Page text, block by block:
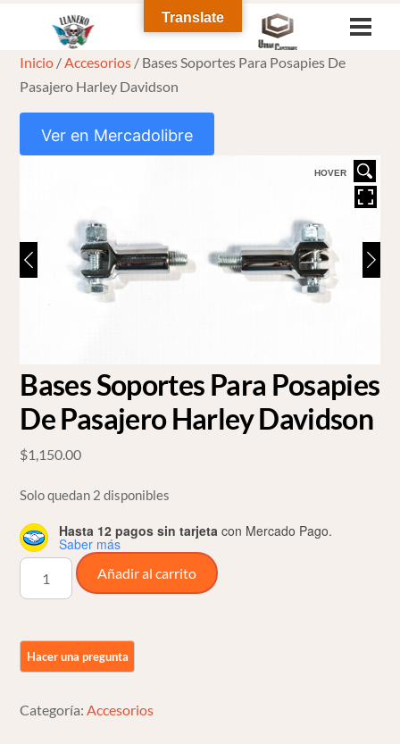
content
Inicio /Accesorios / Bases Soportes Para Posapies De
Pasajero Harley Davidson
Ver en Mercadolibre
HOVER
Bases Soportes Para Posapies
De Pasajero Harley Davidson
$1,150.00
Solo quedan 2 disponibles
Hasta 12 pagos sin tarjeta con Mercado Pago.
Saber más
Bases
Soportes
De
Harley
Añadir al carrito
Categoría:Accesorios
Translate